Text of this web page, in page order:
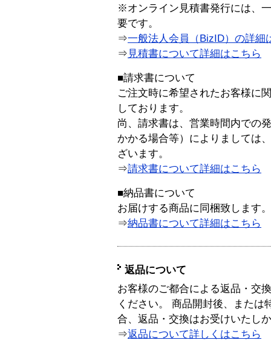
※オンライン見積書発行には、
要です。
⇒一般法人会員（BizID）の詳細
⇒ 見積書について詳細はこちら
■請求書について
ご注文時に希望されたお客様に
しております。
尚、請求書は、営業時間内での
かかる場合等）によりましては
ざいます。
⇒請求書について詳細はこちら
■納品書について
お届けする商品に同梱致します。
⇒納品書について詳細はこちら
返品について
お客様のご都合による返品・交
ください。 商品開封後、または
合、返品・交換はお受けいたし
⇒返品について詳しくはこちら